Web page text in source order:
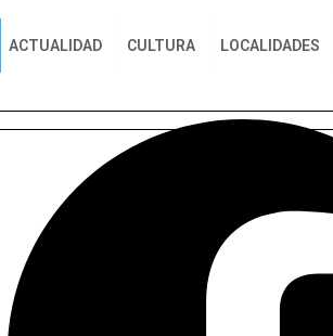
ACTUALIDAD CULTURA LOCALIDADES